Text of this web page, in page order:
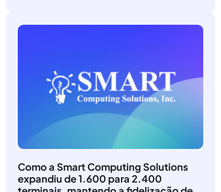
Como a Smart Computing Solutions
expandiu de 1.600 para 2.400